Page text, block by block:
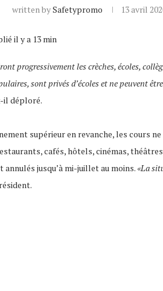
written bySafetypromo 13 avril
il y a 13 min
progressivement les crèches, écoles,
sont privés d’écoles et ne peuvent
il déploré.
supérieur en revanche, les cours
cafés, hôtels, cinémas,
jusqu’à mi-juillet au moins.«La